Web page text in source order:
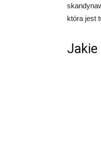
która jest
Jakie